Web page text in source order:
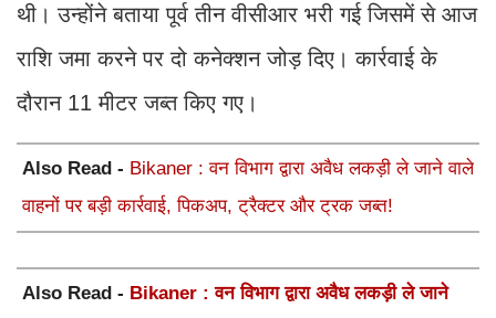
थी। उन्होंने बताया पूर्व तीन वीसीआर भरी गई जिसमें से आज
राशि जमा करने पर दो कनेक्शन जोड़ दिए। कार्रवाई के
दौरान 11 मीटर जब्त किए गए।
Also Read - Bikaner : वन विभाग द्वारा अवैध लकड़ी ले जाने वाले
वाहनों पर बड़ी कार्रवाई, पिकअप, ट्रैक्टर और ट्रक जब्त!
Also Read - Bikaner : वन विभाग द्वारा अवैध लकड़ी ले जाने